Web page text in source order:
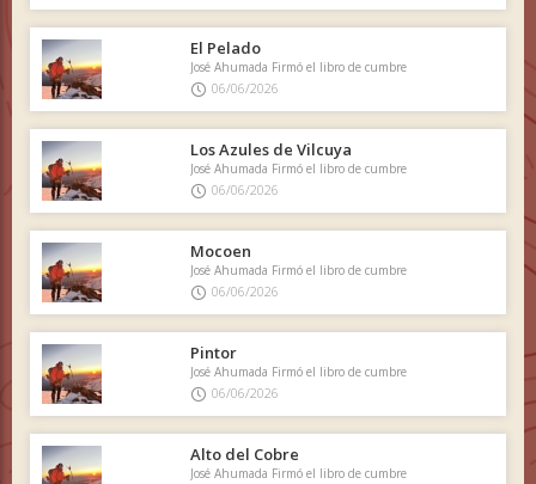
El Pelado
José Ahumada Firmó el libro de cumbre
06/06/2026
Los Azules de Vilcuya
José Ahumada Firmó el libro de cumbre
06/06/2026
Mocoen
José Ahumada Firmó el libro de cumbre
06/06/2026
Pintor
José Ahumada Firmó el libro de cumbre
06/06/2026
Alto del Cobre
José Ahumada Firmó el libro de cumbre